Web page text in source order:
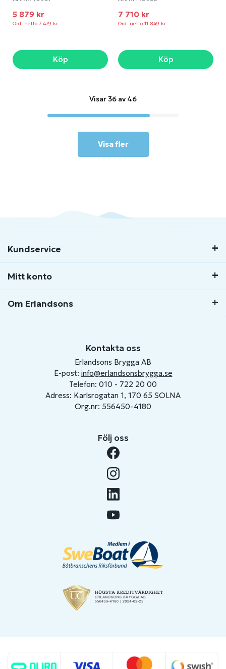
5 879 kr
Ord. netto 7 479 kr
Köp
7 710 kr
Ord. netto 11 849 kr
Köp
Visar 36 av 46
Visa fler
Kundservice
Mitt konto
Om Erlandsons
Kontakta oss
Erlandsons Brygga AB
E-post: info@erlandsonsbrygga.se
Telefon: 010 - 722 20 00
Adress: Karlsrogatan 1, 170 65 SOLNA
Org.nr: 556450-4180
Följ oss